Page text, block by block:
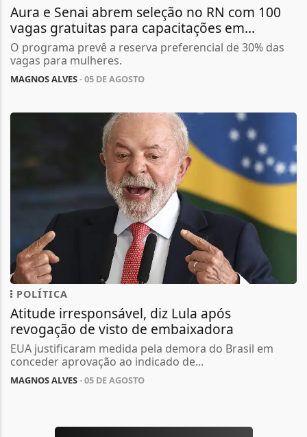
Aura e Senai abrem seleção no RN com 100
vagas gratuitas para capacitações em...
O programa prevê a reserva preferencial de 30% das
vagas para mulheres.
MAGNOS ALVES- 05 DE AGOSTO
POLÍTICA
Atitude irresponsável, diz Lula após
revogação de visto de embaixadora
EUA justificaram medida pela demora do Brasil em
conceder aprovação ao indicado de...
MAGNOS ALVES- 05 DE AGOSTO